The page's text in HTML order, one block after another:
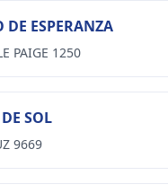
DE ESPERANZA
PAIGE 1250
SOL
9669